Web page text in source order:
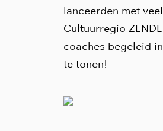
lanceerden met
Cultuurregio
coaches begeleid
te tonen!